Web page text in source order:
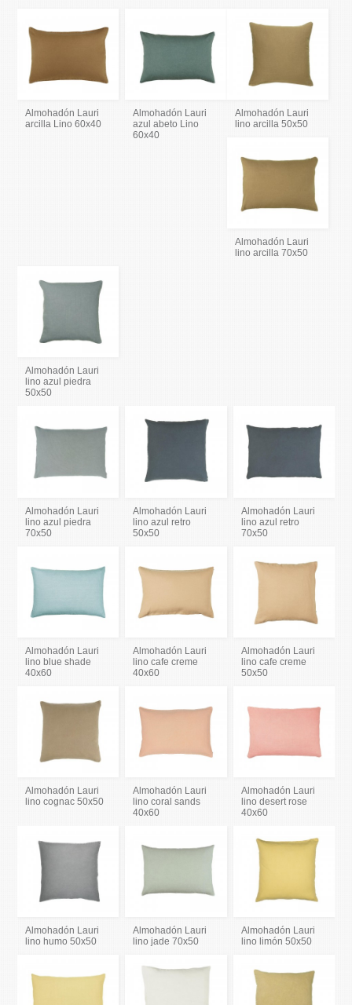
Almohadón Lauri
arcilla Lino 60x40
Almohadón Lauri
azul abeto Lino
60x40
Almohadón Lauri
lino arcilla 50x50
Almohadón Lauri
lino arcilla 70x50
Almohadón Lauri
lino azul piedra
50x50
Almohadón Lauri
lino azul piedra
70x50
Almohadón Lauri
lino azul retro
50x50
Almohadón Lauri
lino azul retro
70x50
Almohadón Lauri
lino blue shade
40x60
Almohadón Lauri
lino cafe creme
40x60
Almohadón Lauri
lino cafe creme
50x50
Almohadón Lauri
lino cognac 50x50
Almohadón Lauri
lino coral sands
40x60
Almohadón Lauri
lino desert rose
40x60
Almohadón Lauri
lino humo 50x50
Almohadón Lauri
lino jade 70x50
Almohadón Lauri
lino limón 50x50